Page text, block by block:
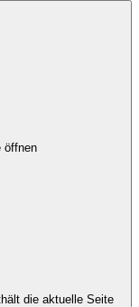
öffnen
die aktuelle Seite